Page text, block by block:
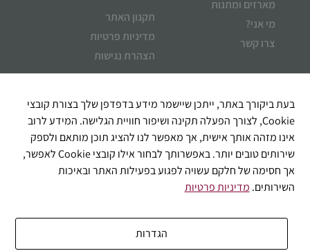
מארזים ומתנות
מי אני?
צרו קשר
תקנון האתר
מדיניות פרטיות
הצהרת נגישות
בעת ביקורך באתר, ייתכן שיישמר מידע בדפדפן שלך בצורת קובצי
Cookie, לצורך הפעלה תקינה ושיפור חוויית הגלישה. המידע לרוב
אינו מזהה אותך אישית, אך מאפשר לנו להציג תוכן מותאם ולספק
שירותים טובים יותר. באפשרותך לבחור אילו קובצי Cookie לאפשר,
אך חסימה של חלקם עשויה לפגוע בפעילות האתר ובאיכות
השירותים. מדיניות פרטיות
הגדרות